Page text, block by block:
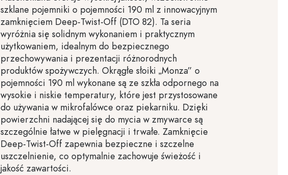
szklane pojemniki o pojemności 190 ml z innowacyjnym
zamknięciem Deep-Twist-Off (DTO 82). Ta seria
wyróżnia się solidnym wykonaniem i praktycznym
użytkowaniem, idealnym do bezpiecznego
przechowywania i prezentacji różnorodnych
produktów spożywczych. Okrągłe słoiki „Monza” o
pojemności 190 ml wykonane są ze szkła odpornego na
wysokie i niskie temperatury, które jest przystosowane
do używania w mikrofalówce oraz piekarniku. Dzięki
powierzchni nadającej się do mycia w zmywarce są
szczególnie łatwe w pielęgnacji i trwałe. Zamknięcie
Deep-Twist-Off zapewnia bezpieczne i szczelne
uszczelnienie, co optymalnie zachowuje świeżość i
jakość zawartości.